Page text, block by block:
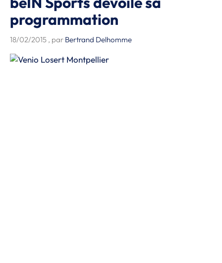
programmation
18/02/2015 , par Bertrand Delhomme